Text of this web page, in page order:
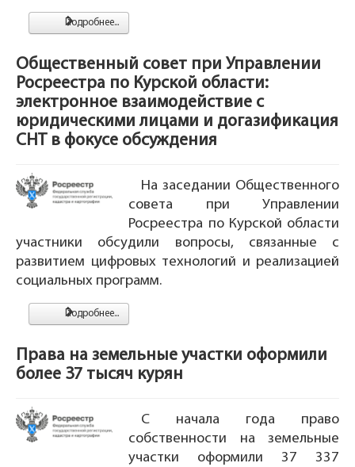
Подробнее...
Общественный совет при Управлении
Росреестра по Курской области:
электронное взаимодействие с
юридическими лицами и догазификация
СНТ в фокусе обсуждения
На заседании Общественного
совета при Управлении
Росреестра по Курской области
участники обсудили вопросы, связанные с
развитием цифровых технологий и реализацией
социальных программ.
Подробнее...
Права на земельные участки оформили
более 37 тысяч курян
С начала года право
собственности на земельные
участки оформили 37 337